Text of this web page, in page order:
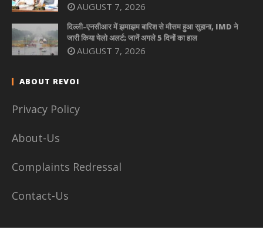
AUGUST 7, 2026
दिल्ली-एनसीआर में झमाझम बारिश से मौसम हुआ सुहाना, IMD ने
जारी किया येलो अलर्ट; जानें अगले 5 दिनों का हाल
AUGUST 7, 2026
ABOUT REVOI
Privacy Policy
About-Us
Complaints Redressal
Contact-Us